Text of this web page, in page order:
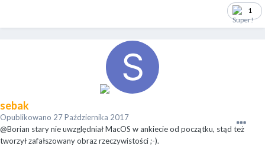
1
sebak
Opublikowano 27 Października 2017
@Borian stary nie uwzględniał MacOS w ankiecie od początku, stąd też
tworzył zafałszowany obraz rzeczywistości ;-).